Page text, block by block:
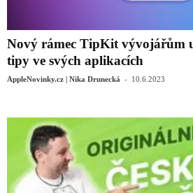
Nový rámec TipKit vývojářům
tipy ve svých aplikacích
AppleNovinky.cz | Nika Drunecká - 10.6.2023